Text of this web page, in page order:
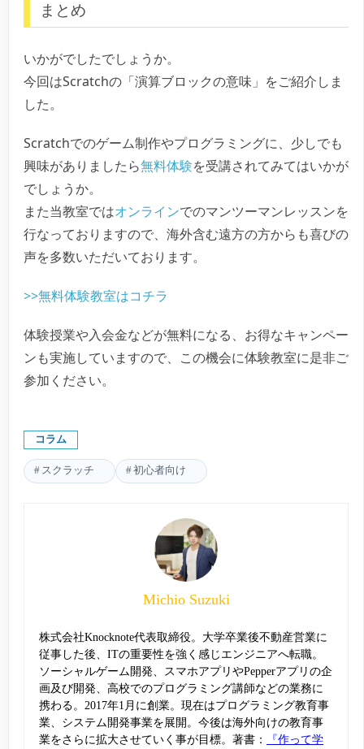
まとめ
いかがでしたでしょうか。
今回はScratchの「演算ブロックの意味」をご紹介しま
した。
Scratchでのゲーム制作やプログラミングに、少しでも
興味がありましたら無料体験を受講されてみてはいかが
でしょうか。
また当教室ではオンラインでのマンツーマンレッスンを
行なっておりますので、海外含む遠方の方からも喜びの
声を多数いただいております。
>>無料体験教室はコチラ
体験授業や入会金などが無料になる、お得なキャンペー
ンも実施していますので、この機会に体験教室に是非ご
参加ください。
コラム
スクラッチ 初心者向け
Michio Suzuki
株式会社Knocknote代表取締役。大学卒業後不動産営業に
従事した後、ITの重要性を強く感じエンジニアへ転職。
ソーシャルゲーム開発、スマホアプリやPepperアプリの企
画及び開発、高校でのプログラミング講師などの業務に
携わる。2017年1月に創業。現在はプログラミング教育事
業、システム開発事業を展開。今後は海外向けの教育事
業をさらに拡大させていく事が目標。著書：
『作って学